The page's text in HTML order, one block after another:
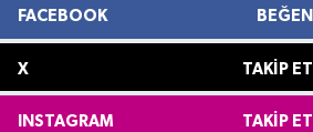
FACEBOOK BEĞEN
X TAKIP ET
INSTAGRAM TAKIP ET